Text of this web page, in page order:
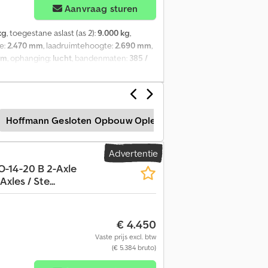
Aanvraag sturen
, toegestane aslast (as 2):9.000 kg,
2.470 mm, laadruimtehoogte:2.690 mm,
, ophanging: lucht, bandenmaten: 385 /
1: Max. aslast: 9.000 kg; Stuurbaar;
Profiel links: 50%; Profiel rechts: 50%
Functioneel Laadklep: Dhollandia
Box Staat Algemene staat:
Uxspfx Abbsck Productveiligheid
Hoffmann Gesloten Opbouw Opleggers
Advertentie
14-20 B 2-Axle
/ Ste...
€ 4.450
Vaste prijs excl. btw
(€ 5.384 bruto)